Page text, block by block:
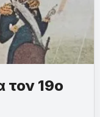
τον 19ο